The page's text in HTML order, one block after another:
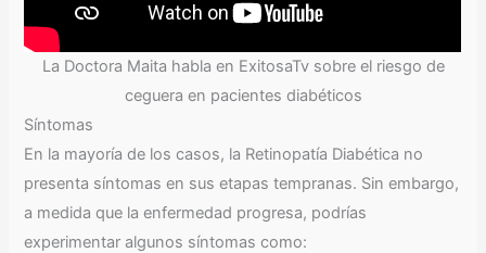
La Doctora Maita habla en ExitosaTv sobre el riesgo de
ceguera en pacientes diabéticos
Síntomas
En la mayoría de los casos, la Retinopatía Diabética no
presenta síntomas en sus etapas tempranas. Sin embargo,
a medida que la enfermedad progresa, podrías
experimentar algunos síntomas como: